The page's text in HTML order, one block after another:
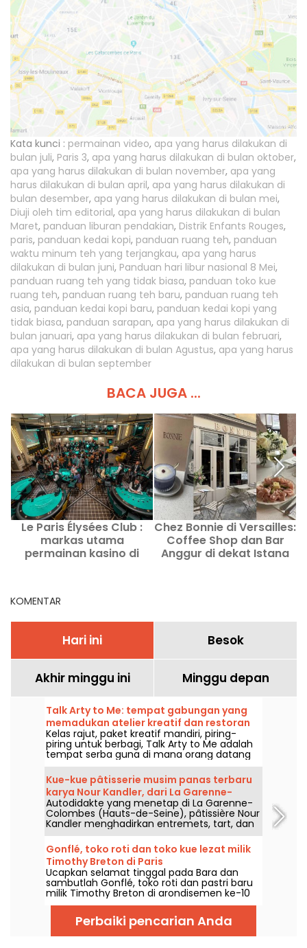
Kata kunci : permainan video, apa yang harus dilakukan di
bulan juli, Paris 3, apa yang harus dilakukan di bulan oktober,
apa yang harus dilakukan di bulan november, apa yang
harus dilakukan di bulan april, apa yang harus dilakukan di
bulan desember, apa yang harus dilakukan di bulan mei,
Diuji oleh tim editorial, apa yang harus dilakukan di bulan
Maret, panduan liburan pendakian, Distrik Enfants Rouges,
paris, panduan kedai kopi, panduan ruang teh, panduan
waktu minum teh yang terjangkau, apa yang harus
dilakukan di bulan juni, Panduan hari libur nasional 8 Mei,
panduan ruang teh yang tidak biasa, panduan toko kue
ruang teh, panduan ruang teh baru, panduan ruang teh
asia, panduan kedai kopi baru, panduan kedai kopi yang
tidak biasa, panduan sarapan, apa yang harus dilakukan di
bulan januari, apa yang harus dilakukan di bulan februari,
apa yang harus dilakukan di bulan Agustus, apa yang harus
dilakukan di bulan september
BACA JUGA ...
Le Paris Élysées Club :
markas utama
permainan kasino di
Chez Bonnie di Versailles:
Coffee Shop dan Bar
Anggur di dekat Istana
KOMENTAR
Hari ini Besok
Akhir minggu ini Minggu depan
Talk Arty to Me: tempat gabungan yang
memadukan atelier kreatif dan restoran
artistik di Marais
Kelas rajut, paket kreatif mandiri, piring-
piring untuk berbagi, Talk Arty to Me adalah
tempat serba guna di mana orang datang
untuk berkarya maupun menikmati
hidangan, antara bengkel seni dan restoran
musiman yang santai.
Kue-kue pâtisserie musim panas terbaru
karya Nour Kandler, dari La Garenne-
Colombes ke Paris, dan workshopnya
Autodidakte yang menetap di La Garenne-
Colombes (Hauts-de-Seine), pâtissière Nour
Kandler menghadirkan entremets, tart, dan
flan yang luar biasa, semuanya dibuat di
rumah sendiri, bisa dipesan sesuai pesanan.
Kami menguji koleksi musim panas berbuah
terbarunya untuk musim panas 2026, dan
kami ajak Anda menelusuri penemuannya.
Gonflé, toko roti dan toko kue lezat milik
Timothy Breton di Paris
Ucapkan selamat tinggal pada Bara dan
sambutlah Gonflé, toko roti dan pastri baru
milik Timothy Breton di arondisemen ke-10
Paris, sangat dekat dari Gare du Nord. Kami
akan menjelajahi kelezatannya. Kami akan
memberi tahu Anda semua tentang toko
yang telah didesain ulang dan diperluas,
Perbaiki pencarian Anda